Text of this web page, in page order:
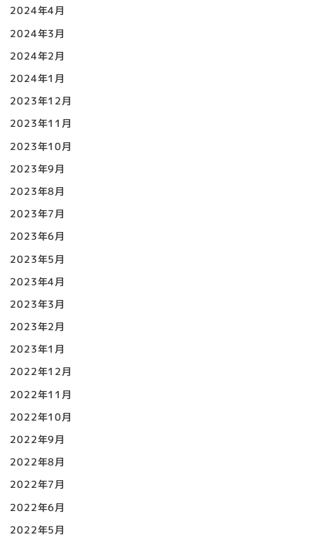
2024年4月
2024年3月
2024年2月
2024年1月
2023年12月
2023年11月
2023年10月
2023年9月
2023年8月
2023年7月
2023年6月
2023年5月
2023年4月
2023年3月
2023年2月
2023年1月
2022年12月
2022年11月
2022年10月
2022年9月
2022年8月
2022年7月
2022年6月
2022年5月